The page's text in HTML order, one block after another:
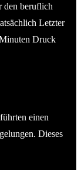
den beruflich
Letzter
Druck
einen
Dieses